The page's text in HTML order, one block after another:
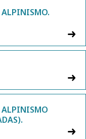
ALPINISMO.
ALPINISMO